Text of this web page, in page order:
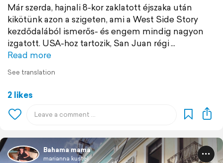
Már szerda, hajnali 8-kor zaklatott éjszaka után
kikötünk azon a szigeten, ami a West Side Story
kezdődalából ismerős- és engem mindig nagyon
izgatott. USA-hoz tartozik, San Juan régi
Read more
See translation
2 likes
Bahama mama
marianna kustel